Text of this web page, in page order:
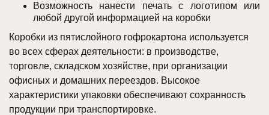
Возможность нанести печать с логотипом или
любой другой информацией на коробки
Коробки из пятислойного гофрокартона используется
во всех сферах деятельности: в производстве,
торговле, складском хозяйстве, при организации
офисных и домашних переездов. Высокое
характеристики упаковки обеспечивают сохранность
продукции при транспортировке.